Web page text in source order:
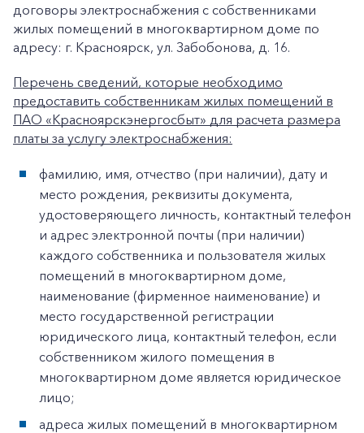
договоры электроснабжения с собственниками
жилых помещений в многоквартирном доме по
адресу: г. Красноярск, ул. Забобонова, д. 16.
Перечень сведений, которые необходимо
предоставить собственникам жилых помещений в
ПАО «Красноярскэнергосбыт» для расчета размера
платы за услугу электроснабжения:
фамилию, имя, отчество (при наличии), дату и
место рождения, реквизиты документа,
удостоверяющего личность, контактный телефон
и адрес электронной почты (при наличии)
каждого собственника и пользователя жилых
помещений в многоквартирном доме,
наименование (фирменное наименование) и
место государственной регистрации
юридического лица, контактный телефон, если
собственником жилого помещения в
многоквартирном доме является юридическое
лицо;
адреса жилых помещений в многоквартирном